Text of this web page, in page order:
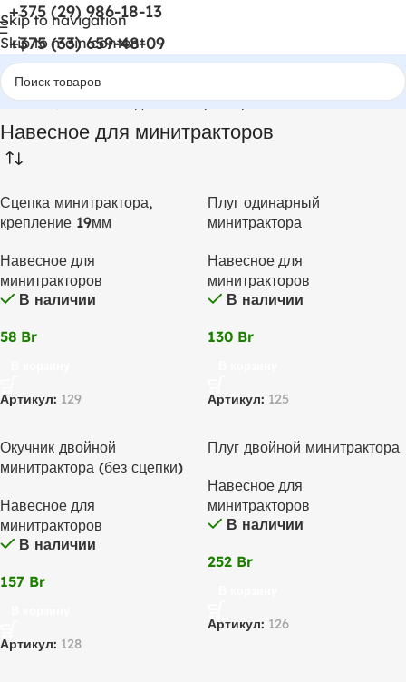
Skip to navigation
Skip to main content
+375 (29) 986-18-13
+375 (33) 659-48-09
Главная Навесное для минитракторов
Навесное для минитракторов
Сцепка минитрактора,
крепление 19мм
Навесное для
минитракторов
В наличии
58 Br
Артикул: 129
Плуг одинарный
минитрактора
Навесное для
минитракторов
В наличии
130 Br
Артикул: 125
Окучник двойной
минитрактора (без сцепки)
Навесное для
минитракторов
В наличии
157 Br
Артикул: 128
Плуг двойной минитрактора
Навесное для
минитракторов
В наличии
252 Br
Артикул: 126